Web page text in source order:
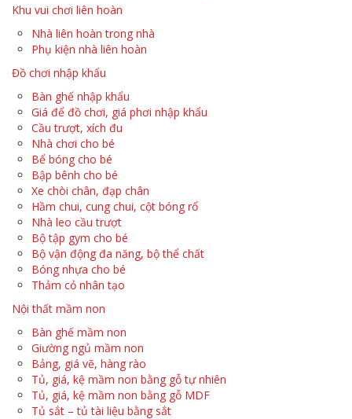
Khu vui chơi liên hoàn
Nhà liên hoàn trong nhà
Phụ kiện nhà liên hoàn
Đồ chơi nhập khẩu
Bàn ghế nhập khẩu
Giá để đồ chơi, giá phơi nhập khẩu
Cầu trượt, xích đu
Nhà chơi cho bé
Bể bóng cho bé
Bập bênh cho bé
Xe chòi chân, đạp chân
Hầm chui, cung chui, cột bóng rổ
Nhà leo cầu trượt
Bộ tập gym cho bé
Bộ vận động đa năng, bộ thể chất
Bóng nhựa cho bé
Thảm cỏ nhân tạo
Nội thất mầm non
Bàn ghế mầm non
Giường ngủ mầm non
Bảng, giá vẽ, hàng rào
Tủ, giá, kệ mầm non bằng gỗ tự nhiên
Tủ, giá, kệ mầm non bằng gỗ MDF
Tủ sắt – tủ tài liệu bằng sắt